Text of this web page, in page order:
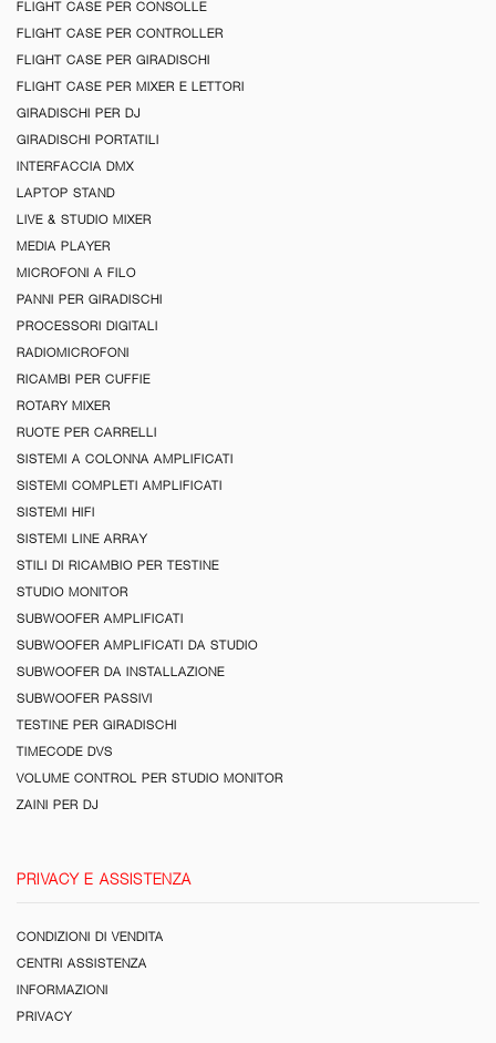
FLIGHT CASE PER CONSOLLE
FLIGHT CASE PER CONTROLLER
FLIGHT CASE PER GIRADISCHI
FLIGHT CASE PER MIXER E LETTORI
GIRADISCHI PER DJ
GIRADISCHI PORTATILI
INTERFACCIA DMX
LAPTOP STAND
LIVE & STUDIO MIXER
MEDIA PLAYER
MICROFONI A FILO
PANNI PER GIRADISCHI
PROCESSORI DIGITALI
RADIOMICROFONI
RICAMBI PER CUFFIE
ROTARY MIXER
RUOTE PER CARRELLI
SISTEMI A COLONNA AMPLIFICATI
SISTEMI COMPLETI AMPLIFICATI
SISTEMI HIFI
SISTEMI LINE ARRAY
STILI DI RICAMBIO PER TESTINE
STUDIO MONITOR
SUBWOOFER AMPLIFICATI
SUBWOOFER AMPLIFICATI DA STUDIO
SUBWOOFER DA INSTALLAZIONE
SUBWOOFER PASSIVI
TESTINE PER GIRADISCHI
TIMECODE DVS
VOLUME CONTROL PER STUDIO MONITOR
ZAINI PER DJ
PRIVACY E ASSISTENZA
CONDIZIONI DI VENDITA
CENTRI ASSISTENZA
INFORMAZIONI
PRIVACY